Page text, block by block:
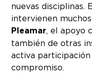
nuevas disciplinas.
intervienen
Pleamar, el apoyo
también de otras
activa
compromiso.